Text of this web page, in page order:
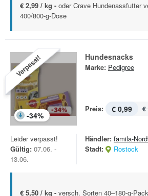
€ 2,99 / kg - oder Crave Hundenassfutter
400/800-g-Dose
Verpasst!
-34%
Hundesnacks
Marke: Pedigree
Preis: € 0,99 €
Leider verpasst!
Gültig: 07.06. -
13.06.
Händler: famila-
Stadt:
Rostock
€ 5,50 / kg - versch. Sorten 40–180-g-